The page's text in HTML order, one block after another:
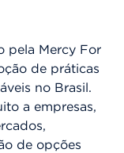
pela Mercy For
de práticas
no Brasil.
a empresas,
de opções